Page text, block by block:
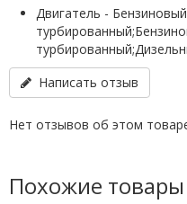
Двигатель - Бензиновый
Написать отзыв
Нет отзывов об этом
Похожие товары